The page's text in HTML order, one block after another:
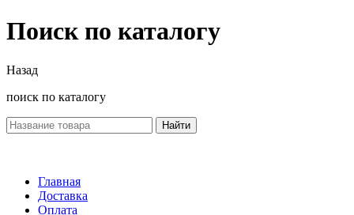
Поиск по каталогу
Назад
поиск по каталогу
Найти
Главная
Доставка
Оплата